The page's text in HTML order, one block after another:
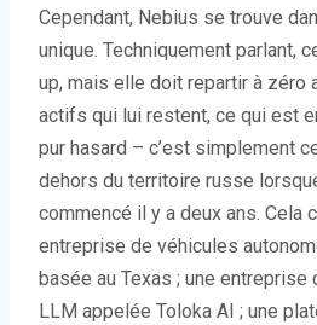
Cependant, Nebius se trouve
unique. Techniquement parlant,
up, mais elle doit repartir à zéro
actifs qui lui restent, ce qui est
pur hasard – c’est simplement
dehors du territoire russe
commencé il y a deux ans. Cela
entreprise de véhicules
basée au Texas ; une entreprise
LLM appelée Toloka AI ; une